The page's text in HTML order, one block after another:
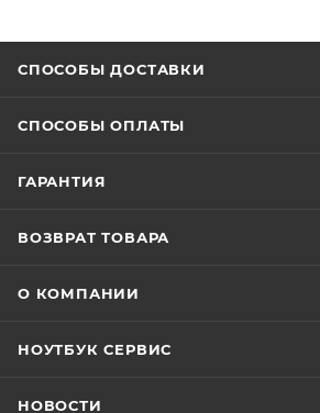
СПОСОБЫ ДОСТАВКИ
СПОСОБЫ ОПЛАТЫ
ГАРАНТИЯ
ВОЗВРАТ ТОВАРА
О КОМПАНИИ
НОУТБУК СЕРВИС
НОВОСТИ